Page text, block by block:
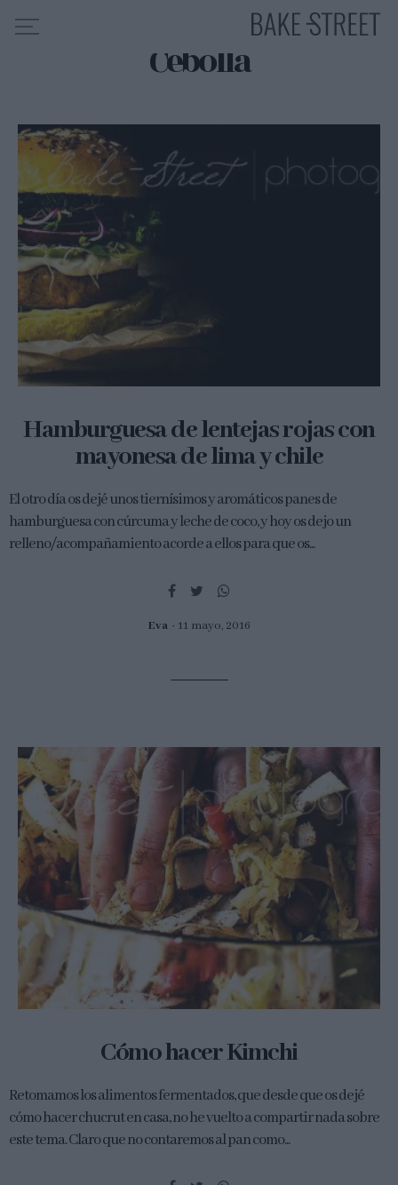
COLABORO CON
Cebolla
Hamburguesa de lentejas rojas con
mayonesa de lima y chile
El otro día os dejé unos tiernísimos y aromáticos panes de
hamburguesa con cúrcuma y leche de coco, y hoy os dejo un
relleno/acompañamiento acorde a ellos para que os...
Eva 11 mayo, 2016
Cómo hacer Kimchi
Retomamos los alimentos fermentados, que desde que os dejé
cómo hacer chucrut en casa, no he vuelto a compartir nada sobre
este tema. Claro que no contaremos al pan como...